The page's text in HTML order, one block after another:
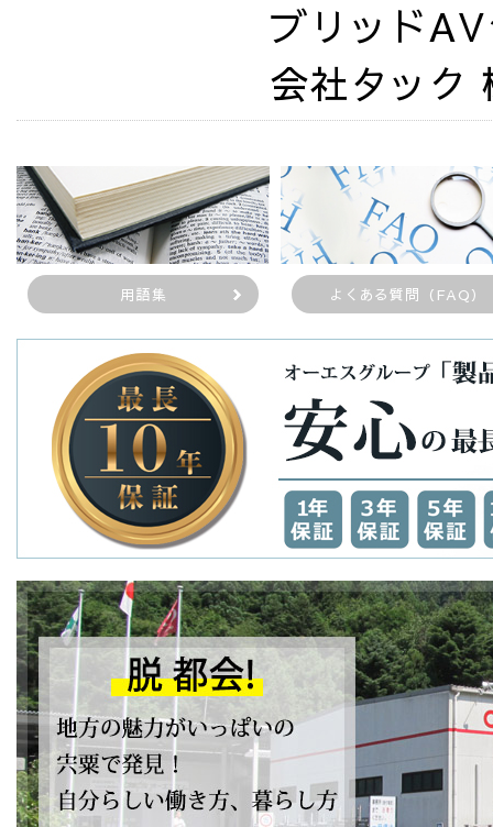
ブリッド
会社タッ
用語集 よくある質問（FAQ）